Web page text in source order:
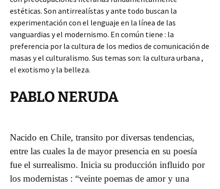
estéticas. Son antirrealístas y ante todo buscan la
experimentación con el lenguaje en la línea de las
vanguardias y el modernismo. En común tiene : la
preferencia por la cultura de los medios de comunicación de
masas y el culturalismo. Sus temas son: la cultura urbana ,
el exotismo y la belleza.
PABLO NERUDA
Nacido en Chile, transito por diversas tendencias,
entre las cuales la de mayor presencia en su poesía
fue el surrealismo. Inicia su producción influido por
los modernistas : “veinte poemas de amor y una